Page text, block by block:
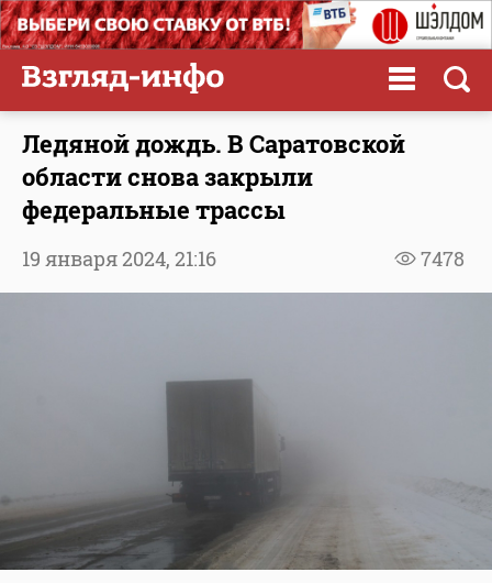
Ледяной дождь. В Саратовской
области снова закрыли
федеральные трассы
7478
19 января 2024, 21:16